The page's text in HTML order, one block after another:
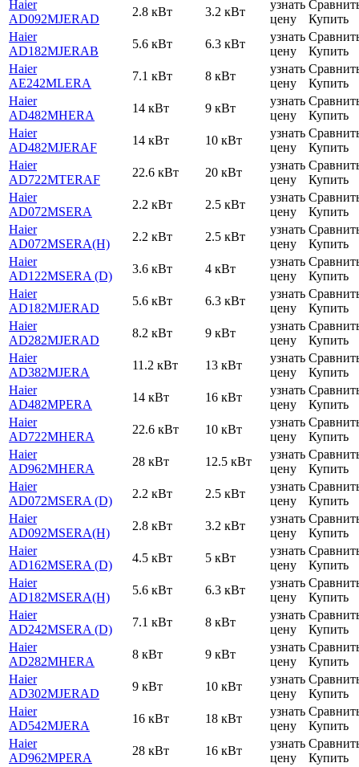
Haier
AD092MJERAD
2.8 кВт 3.2 кВт
узнать
цену
Купить
Haier
AD182MJERAB
5.6 кВт 6.3 кВт
узнать
цену
Купить
Haier
AE242MLERA
7.1 кВт 8 кВт
узнать
цену
Купить
Haier
AD482MHERA
14 кВт 9 кВт
узнать
цену
Купить
Haier
AD482MJERAF
14 кВт 10 кВт
узнать
цену
Купить
Haier
AD722MTERAF
22.6 кВт 20 кВт
узнать
цену
Купить
Haier
AD072MSERA
2.2 кВт 2.5 кВт
узнать
цену
Купить
Haier
AD072MSERA(H)
2.2 кВт 2.5 кВт
узнать
цену
Купить
Haier
AD122MSERA (D)
3.6 кВт 4 кВт
узнать
цену
Купить
Haier
AD182MJERAD
5.6 кВт 6.3 кВт
узнать
цену
Купить
Haier
AD282MJERAD
8.2 кВт 9 кВт
узнать
цену
Купить
Haier
AD382MJERA
11.2 кВт 13 кВт
узнать
цену
Купить
Haier
AD482MPERA
14 кВт 16 кВт
узнать
цену
Купить
Haier
AD722MHERA
22.6 кВт 10 кВт
узнать
цену
Купить
Haier
AD962MHERA
28 кВт 12.5 кВт
узнать
цену
Купить
Haier
AD072MSERA (D)
2.2 кВт 2.5 кВт
узнать
цену
Купить
Haier
AD092MSERA(H)
2.8 кВт 3.2 кВт
узнать
цену
Купить
Haier
AD162MSERA (D)
4.5 кВт 5 кВт
узнать
цену
Купить
Haier
AD182MSERA(H)
5.6 кВт 6.3 кВт
узнать
цену
Купить
Haier
AD242MSERA (D)
7.1 кВт 8 кВт
узнать
цену
Купить
Haier
AD282MHERA
8 кВт 9 кВт
узнать
цену
Купить
Haier
AD302MJERAD
9 кВт 10 кВт
узнать
цену
Купить
Haier
AD542MJERA
16 кВт 18 кВт
узнать
цену
Купить
Haier
AD962MPERA
28 кВт 16 кВт
узнать
цену
Купить